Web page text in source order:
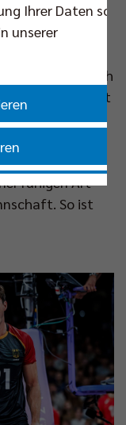
Gruppe hinaus
profitiert
den
Grozer, der noch
verfügt
Niveau. Jeder
man hat das
auch. Dazu
ruhigen Art
So ist
Ihrer Daten
unserer
akzeptieren